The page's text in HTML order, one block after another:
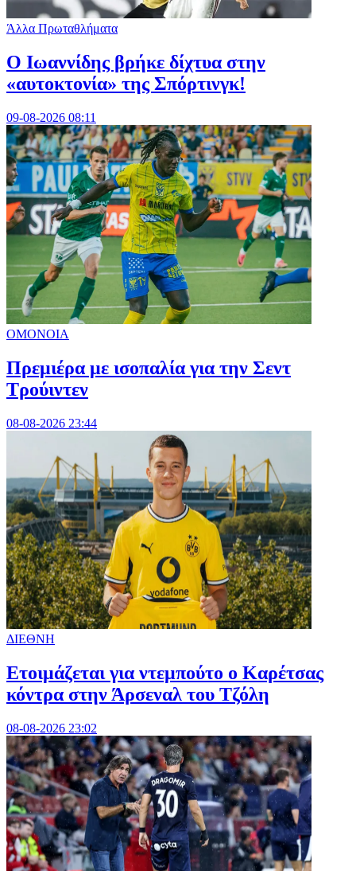
Άλλα Πρωταθλήματα
Ο Ιωαννίδης βρήκε δίχτυα στην
«αυτοκτονία» της Σπόρτινγκ!
09-08-2026 08:11
ΟΜΟΝΟΙΑ
Πρεμιέρα με ισοπαλία για την Σεντ
Τρούιντεν
08-08-2026 23:44
ΔΙΕΘΝΗ
Ετοιμάζεται για ντεμπούτο ο Καρέτσας
κόντρα στην Άρσεναλ του Τζόλη
08-08-2026 23:02